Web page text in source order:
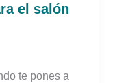
el salón
te pones a